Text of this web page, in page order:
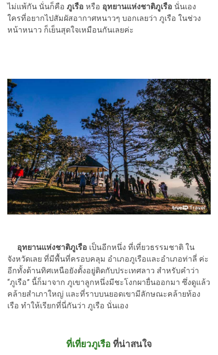
ไม่แพ้กัน นั่นก็คือ ภูเรือ หรือ อุทยานแห่งชาติภูเรือ นั่นเอง
ใครที่อยากไปสัมผัสอากาศหนาวๆ บอกเลยว่า ภูเรือ ในช่วง
หน้าหนาว ก็เย็นสุดใจเหมือนกันเลยค่ะ
อุทยานแห่งชาติภูเรือ เป็นอีกหนึ่ง ที่เที่ยวธรรมชาติ ใน
จังหวัดเลย ที่มีพื้นที่ครอบคลุม อำเภอภูเรือและอำเภอท่าลี่ ค่ะ
อีกทั้งด้านทิศเหนือยังตั้งอยู่ติดกับประเทศลาว สำหรับคำว่า
“ภูเรือ” นี้ก็มาจาก ภูเขาลูกหนึ่งมีชะโงกผายื่นออกมา ซึ่งดูแล้ว
คล้ายสำเภาใหญ่ และที่ราบบนยอดเขามีลักษณะคล้ายท้อง
เรือ ทำให้เรียกที่นี่กันว่า ภูเรือ นั่นเอง
ที่เที่ยวภูเรือ ที่น่าสนใจ